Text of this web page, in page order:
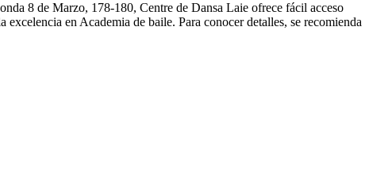
8 de Marzo, 178-180, Centre de Dansa Laie ofrece fácil acceso
en Academia de baile. Para conocer detalles, se recomienda